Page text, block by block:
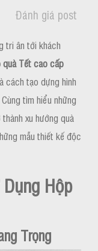
Đánh giá post
tri ân tới khách
quà Tết cao cấp
cách tạo dựng hình
tìm hiểu những
xu hướng quà
mẫu thiết kế độc
Hộp
Trọng